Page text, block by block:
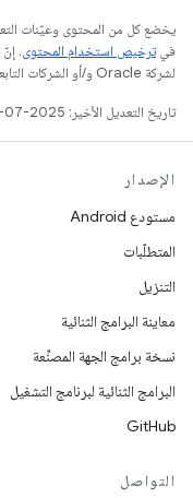
يخضع كل من المحتوى وعيّنات
فيترخيص استخدام المحتوى
لشركة Oracle و/أو الشركات التابعة لها.
تاريخ التعديل الأخير: 2025-07-27 (حسب التوقيت العالمي المتفَّق عليه)
الإصدار
مستودع Android
المتطلّبات
التنزيل
معاينة البرامج الثنائية
نسخة برامج الجهة المصنِّعة
البرامج الثنائية لبرنامج التشغيل
GitHub
التواصل